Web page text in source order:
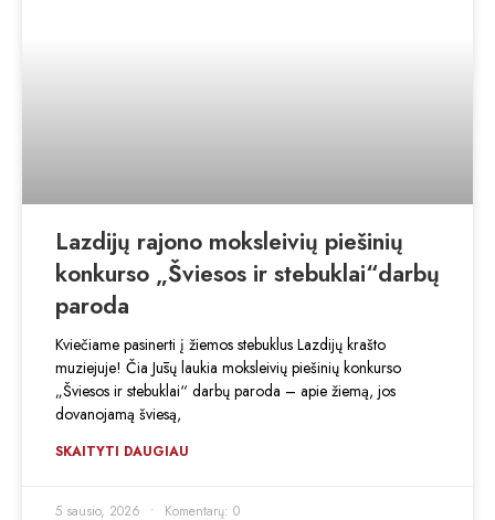
Lazdijų rajono moksleivių piešinių
konkurso „Šviesos ir stebuklai“darbų
paroda
Kviečiame pasinerti į žiemos stebuklus Lazdijų krašto
muziejuje! Čia Jūsų laukia moksleivių piešinių konkurso
„Šviesos ir stebuklai“ darbų paroda – apie žiemą, jos
dovanojamą šviesą,
SKAITYTI DAUGIAU
5 sausio, 2026 Komentarų: 0